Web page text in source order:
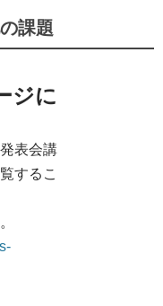
課題
ジに
表会講
するこ